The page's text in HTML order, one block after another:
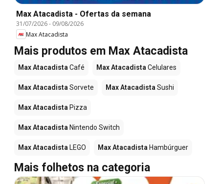
Max Atacadista - Ofertas da semana
31/07/2026- 09/08/2026
Max Atacadista
Mais produtos em Max Atacadista
Max AtacadistaCafé Max AtacadistaCelulares
Max AtacadistaSorvete Max AtacadistaSushi
Max Atacadista Pizza
Max Atacadista Nintendo Switch
Max Atacadista LEGO Max Atacadista Hambúrguer
Mais folhetos na categoria